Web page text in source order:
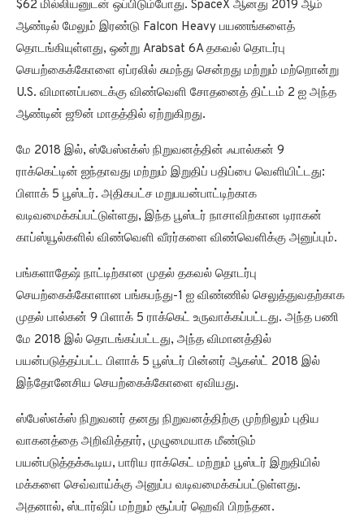
$62 மில்லியனுடன் ஒப்பிடும்போது. SpaceX ஆனது 2019 ஆம்
ஆண்டில் மேலும் இரண்டு Falcon Heavy பயணங்களைத்
தொடங்கியுள்ளது, ஒன்று Arabsat 6A தகவல் தொடர்பு
செயற்கைக்கோளை ஏப்ரலில் சுமந்து சென்றது மற்றும் மற்றொன்று
U.S. விமானப்படைக்கு விண்வெளி சோதனைத் திட்டம் 2 ஐ அந்த
ஆண்டின் ஜூன் மாதத்தில் ஏற்றுகிறது.
மே 2018 இல், ஸ்பேஸ்எக்ஸ் நிறுவனத்தின் ஃபால்கன் 9
ராக்கெட்டின் ஐந்தாவது மற்றும் இறுதிப் பதிப்பை வெளியிட்டது:
பிளாக் 5 பூஸ்டர். அதிகபட்ச மறுபயன்பாட்டிற்காக
வடிவமைக்கப்பட்டுள்ளது, இந்த பூஸ்டர் நாசாவிற்கான டிராகன்
காப்ஸ்யூல்களில் விண்வெளி வீரர்களை விண்வெளிக்கு அனுப்பும்.
பங்களாதேஷ் நாட்டிற்கான முதல் தகவல் தொடர்பு
செயற்கைக்கோளான பங்கபந்து-1 ஐ விண்ணில் செலுத்துவதற்காக
முதல் பால்கன் 9 பிளாக் 5 ராக்கெட் உருவாக்கப்பட்டது. அந்த பணி
மே 2018 இல் தொடங்கப்பட்டது, அந்த விமானத்தில்
பயன்படுத்தப்பட்ட பிளாக் 5 பூஸ்டர் பின்னர் ஆகஸ்ட் 2018 இல்
இந்தோனேசிய செயற்கைக்கோளை ஏவியது.
ஸ்பேஸ்எக்ஸ் நிறுவனர் தனது நிறுவனத்திற்கு முற்றிலும் புதிய
வாகனத்தை அறிவித்தார், முழுமையாக மீண்டும்
பயன்படுத்தக்கூடிய, பாரிய ராக்கெட் மற்றும் பூஸ்டர் இறுதியில்
மக்களை செவ்வாய்க்கு அனுப்ப வடிவமைக்கப்பட்டுள்ளது.
அதனால், ஸ்டார்ஷிப் மற்றும் சூப்பர் ஹெவி பிறந்தன.